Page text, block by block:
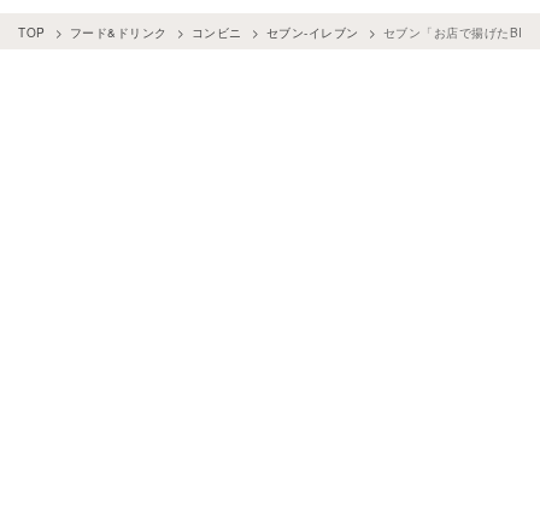
TOP フード&ドリンク コンビニ セブン-イレブン セブン「お店で揚げたBIG